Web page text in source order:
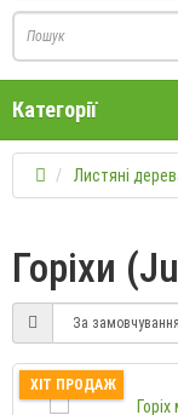
Категорії
Листяні
Горіхи
ХІТ ПРОДАЖ